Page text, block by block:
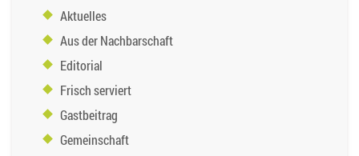
Aktuelles
Aus der Nachbarschaft
Editorial
Frisch serviert
Gastbeitrag
Gemeinschaft